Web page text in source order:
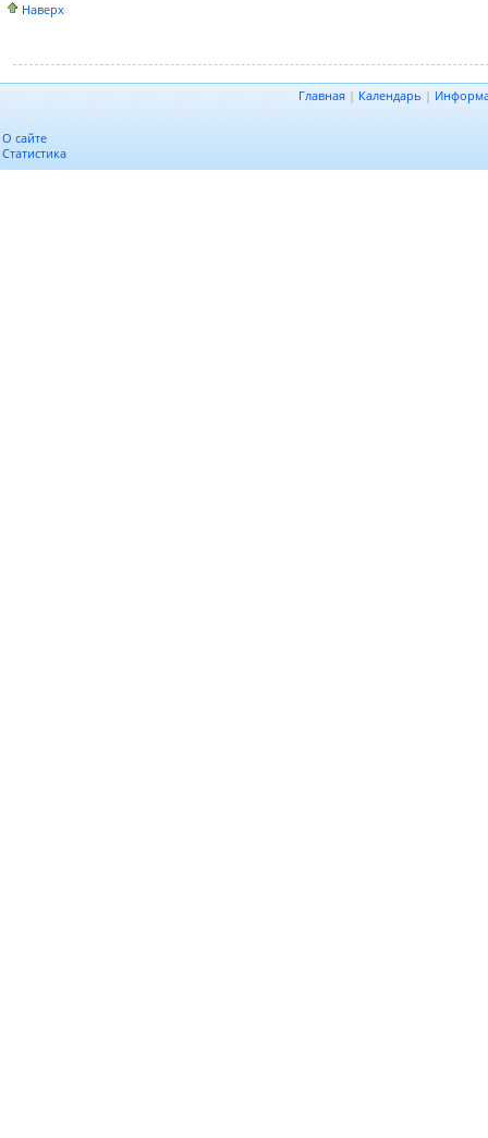
Наверх
Главная | Календарь |
О сайте
Статистика